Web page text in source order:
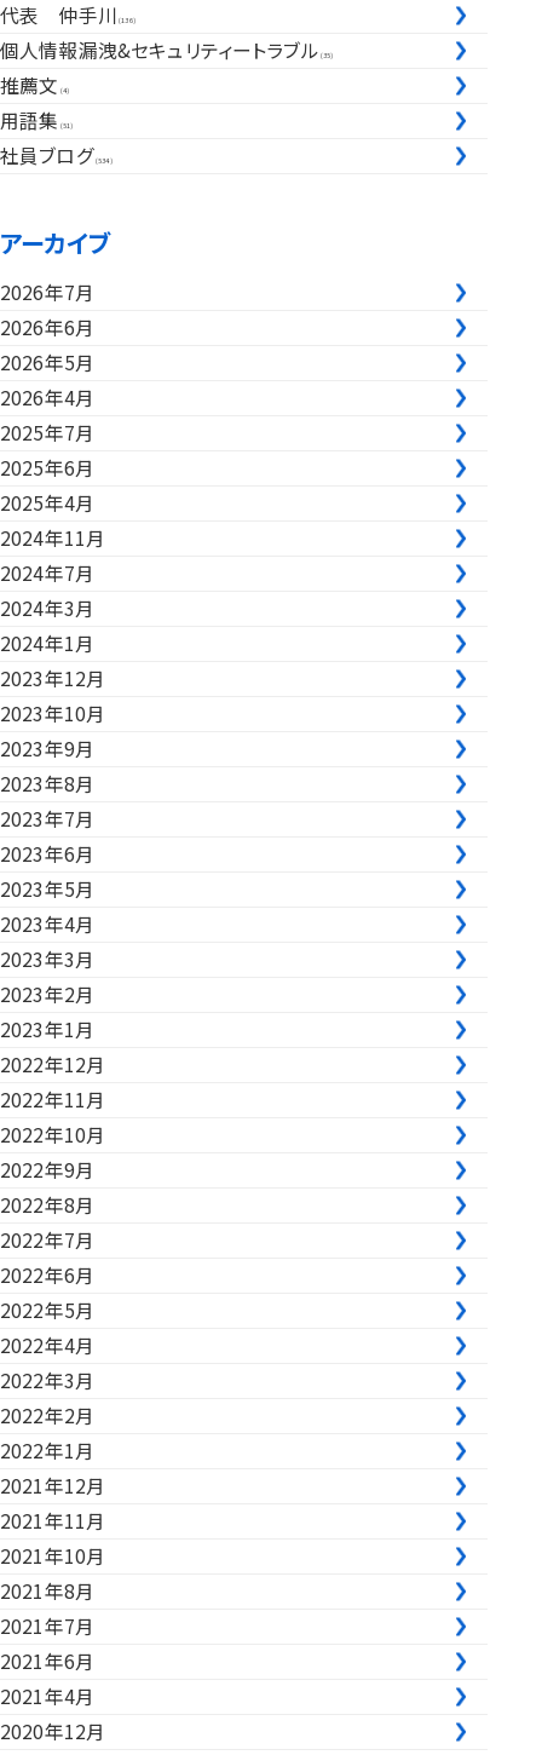
代表 仲手川 (136)
個人情報漏洩&セキュリティートラブル (35)
推薦文 (4)
用語集 (51)
社員ブログ(534)
アーカイブ
2026年7月
2026年6月
2026年5月
2026年4月
2025年7月
2025年6月
2025年4月
2024年11月
2024年7月
2024年3月
2024年1月
2023年12月
2023年10月
2023年9月
2023年8月
2023年7月
2023年6月
2023年5月
2023年4月
2023年3月
2023年2月
2023年1月
2022年12月
2022年11月
2022年10月
2022年9月
2022年8月
2022年7月
2022年6月
2022年5月
2022年4月
2022年3月
2022年2月
2022年1月
2021年12月
2021年11月
2021年10月
2021年8月
2021年7月
2021年6月
2021年4月
2020年12月